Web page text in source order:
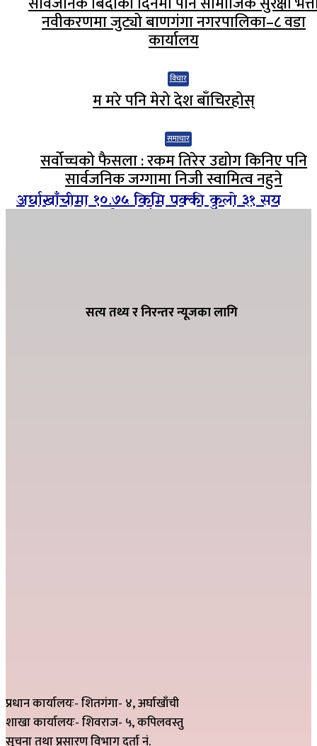
नवीकरणमा जुट्यो बाणगंगा नगरपालिका–८ वडा
कार्यालय
विचार
म मरे पनि मेरो देश बाँचिरहोस्
समाचार
सर्वोच्चको फैसला : रकम तिरेर उद्योग किनिए पनि
सार्वजनिक जग्गामा निजी स्वामित्व नहुने
अर्घाखाँचीमा १०.७५ किमि पक्की कुलो ३१ सय
सत्य तथ्य र निरन्तर न्यूजका लागि
प्रधान कार्यालयः- शितगंगा- ४, अर्घाखाँची
शाखा कार्यालयः- शिवराज- ५, कपिलवस्तु
सूचना तथा प्रसारण विभाग दर्ता नं.